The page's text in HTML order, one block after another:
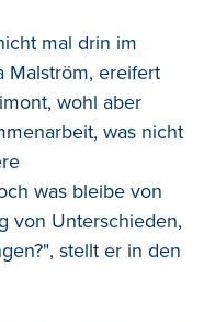
mal drin im
Malström, ereifert
wohl aber
was nicht
was bleibe von
von Unterschieden,
stellt er in den